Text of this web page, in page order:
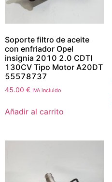
Soporte filtro de aceite
con enfriador Opel
insignia 2010 2.0 CDTI
130CV Tipo Motor A20DT
55578737
45.00 € IVA incluido
Añadir al carrito